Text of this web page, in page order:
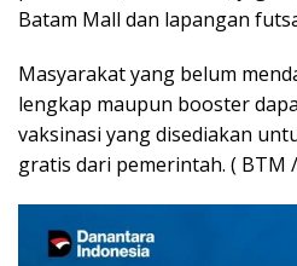
Batam Mall dan lapangan
Masyarakat yang belum
lengkap maupun booster
vaksinasi yang disediakan
gratis dari pemerintah. ( BTM